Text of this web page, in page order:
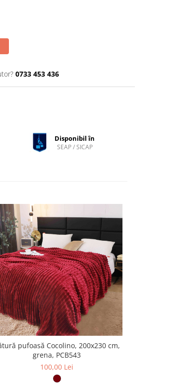
0733 453 436
Disponibil în
SEAP / SICAP
pufoasă Cocolino, 200x230 cm,
grena, PCB543
100,00 Lei